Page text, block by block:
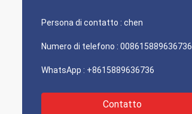
Persona di contatto : chen
Numero di telefono : 008615889636736
WhatsApp : +8615889636736
Contatto